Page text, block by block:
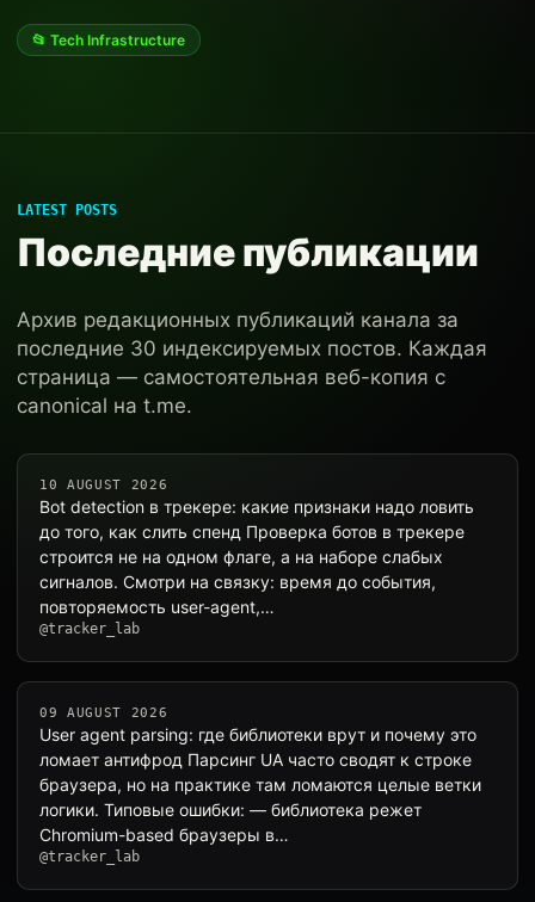
📂 Tech Infrastructure
LATEST POSTS
Последние публикации
Архив редакционных публикаций канала за
последние 30 индексируемых постов. Каждая
страница — самостоятельная веб-копия с
canonical на t.me.
10 AUGUST 2026
Bot detection в трекере: какие признаки надо ловить
до того, как слить спенд Проверка ботов в трекере
строится не на одном флаге, а на наборе слабых
сигналов. Смотри на связку: время до события,
повторяемость user-agent,…
@tracker_lab
09 AUGUST 2026
User agent parsing: где библиотеки врут и почему это
ломает антифрод Парсинг UA часто сводят к строке
браузера, но на практике там ломаются целые ветки
логики. Типовые ошибки: — библиотека режет
Chromium-based браузеры в…
@tracker_lab